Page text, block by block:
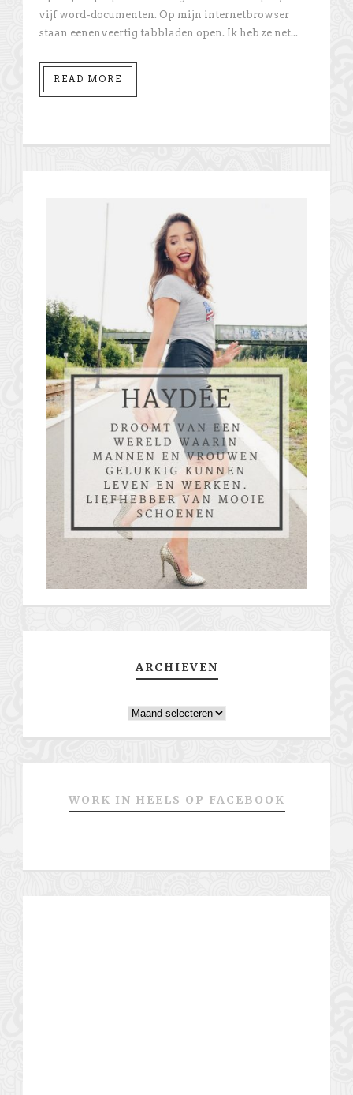
vijf word-documenten. Op mijn internetbrowser
staan eenenveertig tabbladen open. Ik heb ze net...
READ MORE
ARCHIEVEN
Archieven
WORK IN HEELS OP FACEBOOK